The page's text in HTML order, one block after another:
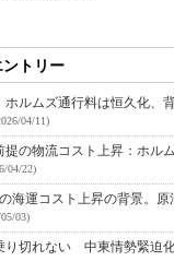
ントリー
ルムズ通行料は恒久化、
04/11)
提の物流コスト上昇：ホル
04/22)
海運コスト上昇の背景。
03)
り切れない 中東情勢緊迫